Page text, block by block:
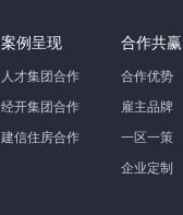
案例呈现
人才集团合作
经开集团合作
建信住房合作
合作共赢
合作优势
雇主品牌
一区一策
企业定制